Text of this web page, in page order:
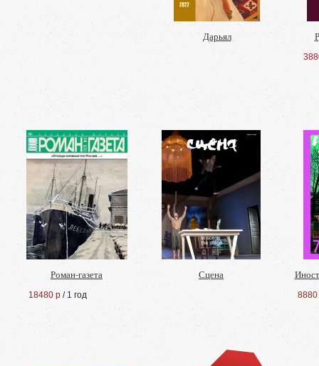
Дарьял
Роман-газета
18480 р / 1 год
Сцена
8880